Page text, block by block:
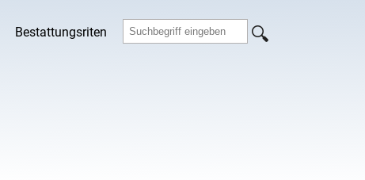
Bestattungsriten